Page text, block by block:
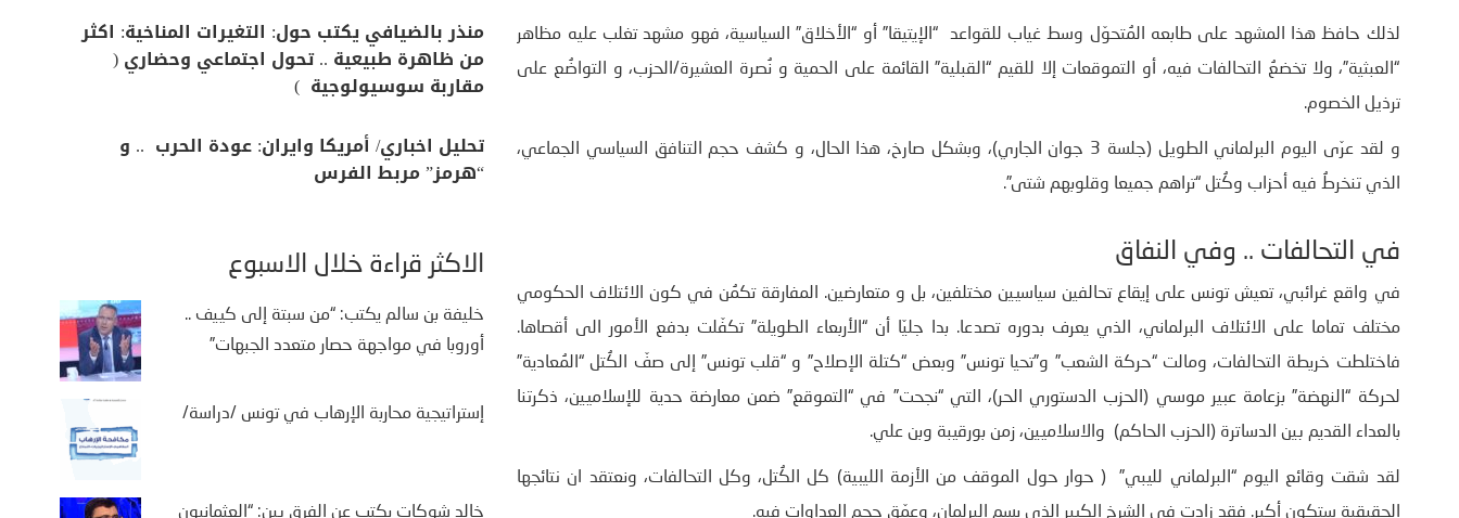
لذلك حافظ هذا المشهد على طابعه المُتحوّل وسط غياب للقواعد “الإيتيقا” أو “الأخلاق” السياسية، فهو مشهد تغلب عليه مظاهر
“العبثية”، ولا تخضعُ التحالفات فيه، أو التموقعات إلا للقيم “القبلية” القائمة على الحمية و نُصرة العشيرة/الحزب، و التواضُع على
ترذيل الخصوم.
و لقد عرّى اليوم البرلماني الطويل (جلسة 3 جوان الجاري)، وبشكل صارخ، هذا الحال، و كشف حجم التنافق السياسي الجماعي،
الذي تنخرطُ فيه أحزاب وكُتل “تراهم جميعا وقلوبهم شتى”.
في التحالفات .. وفي النفاق
في واقع غرائبي، تعيش تونس على إيقاع تحالفين سياسيين مختلفين، بل و متعارضين. المفارقة تكمُن في كون الائتلاف الحكومي
مختلف تماما على الائتلاف البرلماني، الذي يعرف بدوره تصدعا. بدا جليّا أن “الأربعاء الطويلة” تكفّلت بدفع الأمور الى أقصاها.
فاختلطت خريطة التحالفات، ومالت “حركة الشعب” و”تحيا تونس” وبعض “كتلة الإصلاح” و “قلب تونس” إلى صفّ الكُتل “المُعادية”
لحركة “النهضة” بزعامة عبير موسي (الحزب الدستوري الحر)، التي “نجحت” في “التموقع” ضمن معارضة حدية للإسلاميين، ذكرتنا
بالعداء القديم بين الدساترة (الحزب الحاكم) والاسلاميين، زمن بورقيبة وبن علي.
لقد شقت وقائع اليوم “البرلماني لليبي” ( حوار حول الموقف من الأزمة الليبية) كل الكُتل، وكل التحالفات، ونعتقد ان نتائجها
الحقيقية ستكون أكبر. فقد زادت في الشرخ الكبير الذي يسِم البرلمان، وعمّق حجم العداوات فيه.
منذر بالضيافي يكتب حول: التغيرات المناخية: اكثر
من ظاهرة طبيعية .. تحول اجتماعي وحضاري (
مقاربة سوسيولوجية )
تحليل اخباري/ أمريكا وايران: عودة الحرب .. و
“هرمز” مربط الفرس
الأكثر قراءة خلال الأسبوع
خليفة بن سالم يكتب: “من سبتة إلى كييف ..
أوروبا في مواجهة حصار متعدد الجبهات”
إستراتيجية محاربة الإرهاب في تونس /دراسة/
خالد شوكات يكتب عن الفرق بين: “العثمانيون